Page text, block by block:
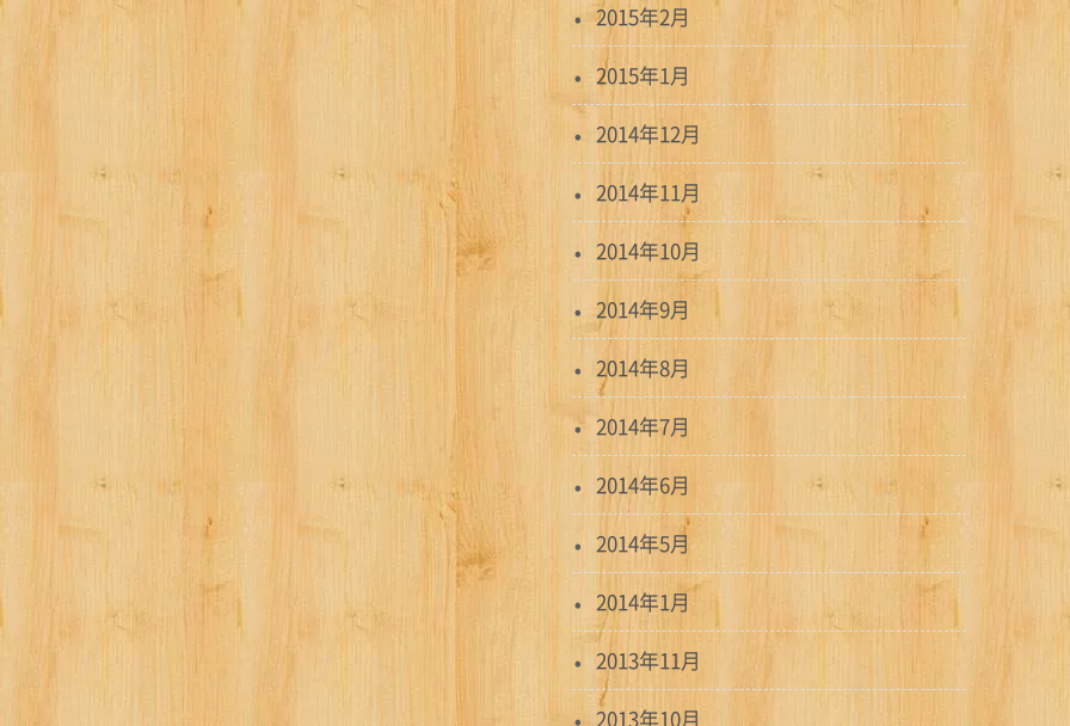
2015年2月
2015年1月
2014年12月
2014年11月
2014年10月
2014年9月
2014年8月
2014年7月
2014年6月
2014年5月
2014年1月
2013年11月
2013年10月